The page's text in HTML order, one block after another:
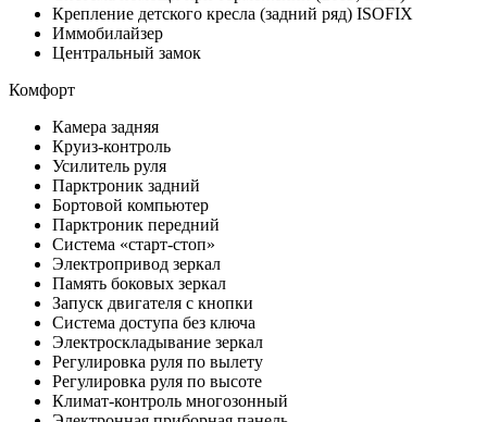
Крепление детского кресла (задний ряд) ISOFIX
Иммобилайзер
Центральный замок
Комфорт
Камера задняя
Круиз-контроль
Усилитель руля
Парктроник задний
Бортовой компьютер
Парктроник передний
Система «старт-стоп»
Электропривод зеркал
Память боковых зеркал
Запуск двигателя с кнопки
Система доступа без ключа
Электроскладывание зеркал
Регулировка руля по вылету
Регулировка руля по высоте
Климат-контроль многозонный